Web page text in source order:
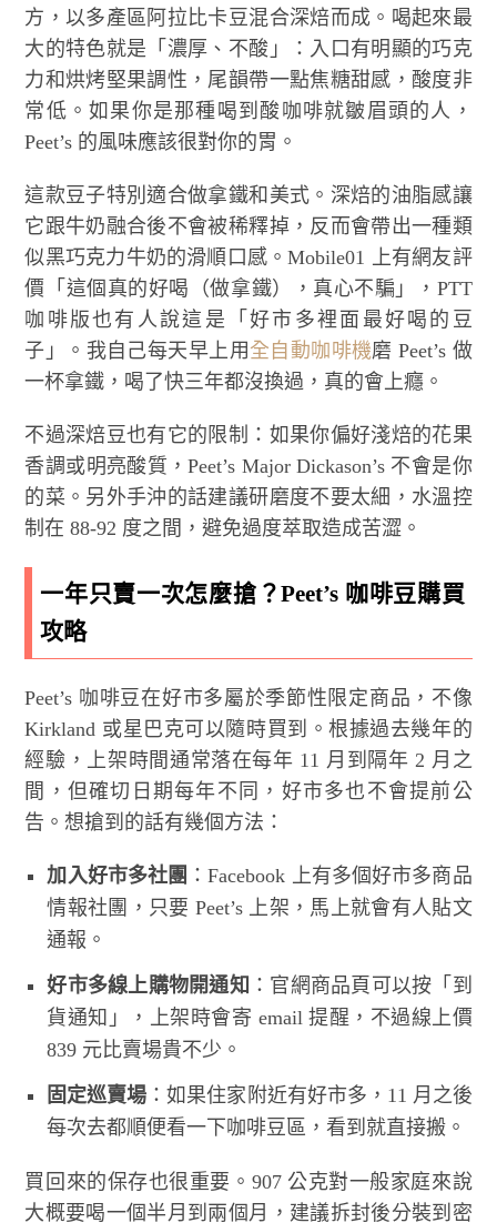
方，以多產區阿拉比卡豆混合深焙而成。喝起來最
大的特色就是「濃厚、不酸」：入口有明顯的巧克
力和烘烤堅果調性，尾韻帶一點焦糖甜感，酸度非
常低。如果你是那種喝到酸咖啡就皺眉頭的人，
Peet’s 的風味應該很對你的胃。
這款豆子特別適合做拿鐵和美式。深焙的油脂感讓
它跟牛奶融合後不會被稀釋掉，反而會帶出一種類
似黑巧克力牛奶的滑順口感。Mobile01 上有網友評
價「這個真的好喝（做拿鐵），真心不騙」，PTT
咖啡版也有人說這是「好市多裡面最好喝的豆
子」。我自己每天早上用 全自動咖啡機磨 Peet’s 做
一杯拿鐵，喝了快三年都沒換過，真的會上癮。
不過深焙豆也有它的限制：如果你偏好淺焙的花果
香調或明亮酸質，Peet’s Major Dickason’s 不會是你
的菜。另外手沖的話建議研磨度不要太細，水溫控
制在 88-92 度之間，避免過度萃取造成苦澀。
一年只賣一次怎麼搶？Peet’s 咖啡豆購買
攻略
Peet’s 咖啡豆在好市多屬於季節性限定商品，不像
Kirkland 或星巴克可以隨時買到。根據過去幾年的
經驗，上架時間通常落在每年 11 月到隔年 2 月之
間，但確切日期每年不同，好市多也不會提前公
告。想搶到的話有幾個方法：
加入好市多社團 ：Facebook 上有多個好市多商品
情報社團，只要 Peet’s 上架，馬上就會有人貼文
通報。
好市多線上購物開通知 ：官網商品頁可以按「到
貨通知」，上架時會寄 email 提醒，不過線上價
839 元比賣場貴不少。
固定巡賣場 ：如果住家附近有好市多，11 月之後
每次去都順便看一下咖啡豆區，看到就直接搬。
買回來的保存也很重要。907 公克對一般家庭來說
大概要喝一個半月到兩個月，建議拆封後分裝到密